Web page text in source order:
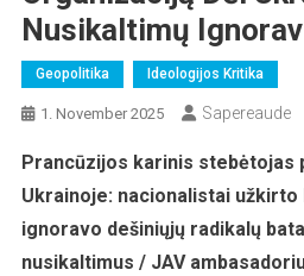
Nusikaltimų
Geopolitika Ideologijos Kritika
1. November 2025 Sapereaude
Prancūzijos karinis stebėtojas
Ukrainoje: nacionalistai užkirto
ignoravo dešiniųjų radikalų
nusikaltimus / JAV